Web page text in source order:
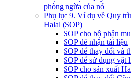
phòng ngừa của nó
Phụ lục 9. Ví dụ về Quy
Halal (SOP)
SOP cho bộ phận
SOP để nhận tài liệu
SOP để thay đổi và
SOP để sử dụng vật
SOP cho sản xuất